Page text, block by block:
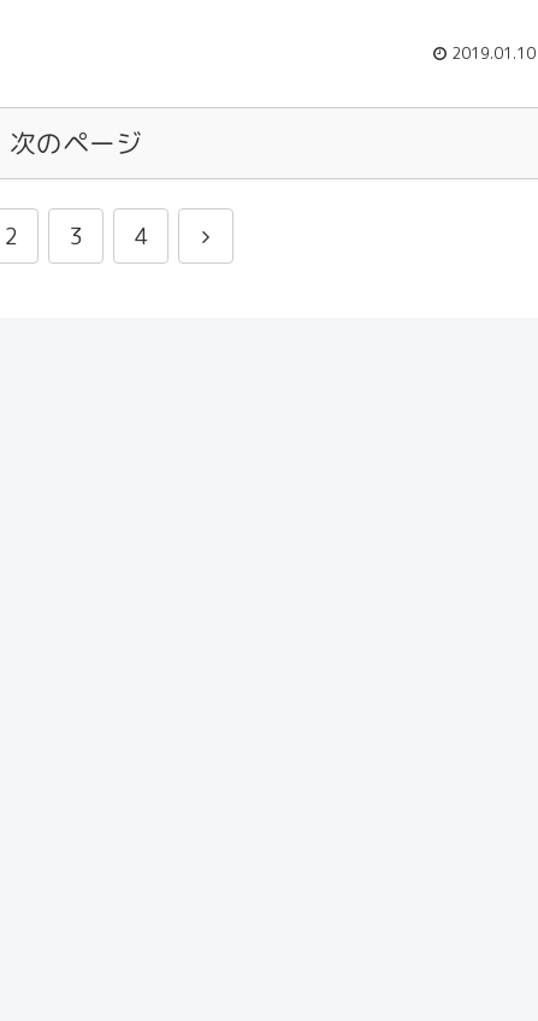
2019.01.10
次のページ
2 3 4